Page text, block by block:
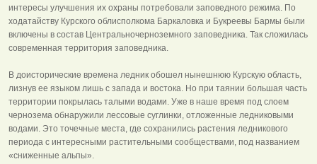
интересы улучшения их охраны потребовали заповедного режима. По
ходатайству Курского облисполкома Баркаловка и Букреевы Бармы были
включены в состав Центральночерноземного заповедника. Так сложилась
современная территория заповедника.
В доисторические времена ледник обошел нынешнюю Курскую область,
лизнув ее языком лишь с запада и востока. Но при таянии большая часть
территории покрылась талыми водами. Уже в наше время под слоем
чернозема обнаружили лессовые суглинки, отложенные ледниковыми
водами. Это точечные места, где сохранились растения ледникового
периода с интересными растительными сообществами, под названием
«сниженные альпы».